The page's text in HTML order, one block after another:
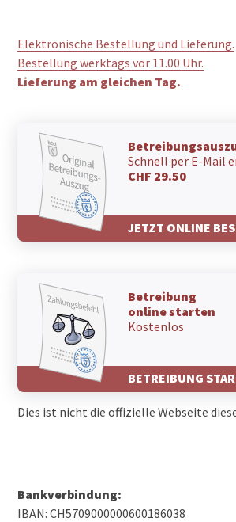
Elektronische Bestellung und Lieferung.
Bestellung werktags vor 11.00 Uhr.
Lieferung am gleichen Tag.
Schnell per E-Mail
CHF 29.50
JETZT ONLINE
Betreibung
online starten
Kostenlos
BETREIBUNG
Dies ist nicht die offizielle Webseite
Bankverbindung:
IBAN: CH5709000000600186038